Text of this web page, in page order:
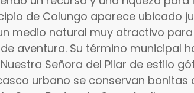
de Colungo aparece ubicado
medio natural muy atractivo
aventura. Su término municipal
Nuestra Señora del Pilar de estilo
urbano se conservan